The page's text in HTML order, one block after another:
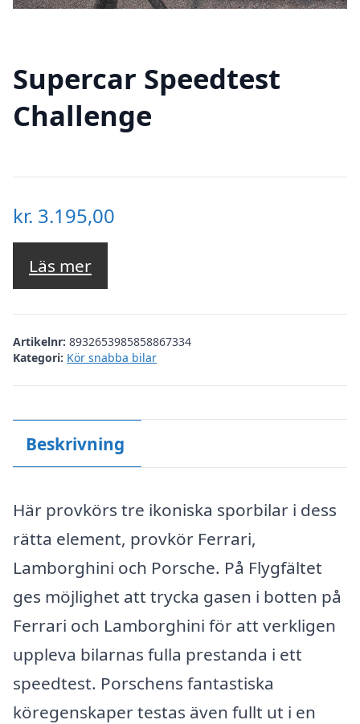
Supercar Speedtest
Challenge
kr. 3.195,00
Läs mer
Artikelnr: 8932653985858867334
Kategori: Kör snabba bilar
Beskrivning
Här provkörs tre ikoniska sporbilar i dess
rätta element, provkör Ferrari,
Lamborghini och Porsche. På Flygfältet
ges möjlighet att trycka gasen i botten på
Ferrari och Lamborghini för att verkligen
uppleva bilarnas fulla prestanda i ett
speedtest. Porschens fantastiska
köregenskaper testas även fullt ut i en